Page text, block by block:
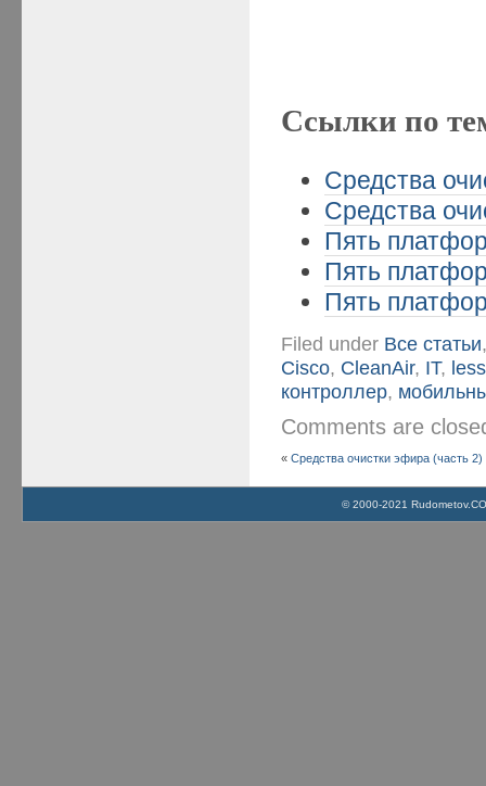
Ссылки по
Средства
Средства
Пять
Пять
Пять
Filed under Все статьи
Cisco, CleanAir, IT, less
контроллер,
Comments are
«Средства очистки эфира (часть 2)
© 2000-2021